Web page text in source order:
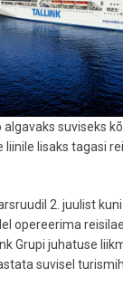
algavaks suviseks
liinile lisaks tagasi
2. juulist
opereerima
Grupi juhatuse
suvisel